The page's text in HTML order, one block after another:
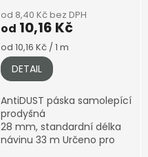
od 8,40 Kč bez DPH
od 10,16 Kč
Měrná
cena:
od 10,16 Kč / 1 m
DETAIL
AntiDUST páska samolepící
prodyšná
28 mm, standardní délka
návinu 33 m Určeno pro